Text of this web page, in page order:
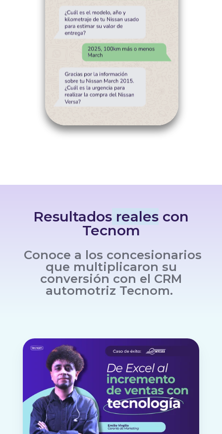
Resultados reales con
Tecnom
Conoce a los concesionarios
que multiplicaron su
conversión con el CRM
automotriz Tecnom.
Transformó
dispersión
datos
en
una
ventaja